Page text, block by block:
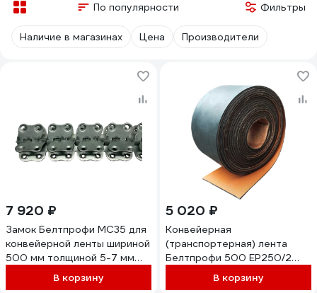
По популярности Фильтры
Наличие в магазинах Цена Производители
7 920 ₽
Замок Белтпрофи МС35 для
конвейерной ленты шириной
500 мм толщиной 5-7 мм
00-00007737В корзину
5 020 ₽
Конвейерная
(транспортерная) лента
Белтпрофи 500 ЕР250/2
2/0, ширина 500 мм,
толщина 4 мм, длина 4 м,
В корзину